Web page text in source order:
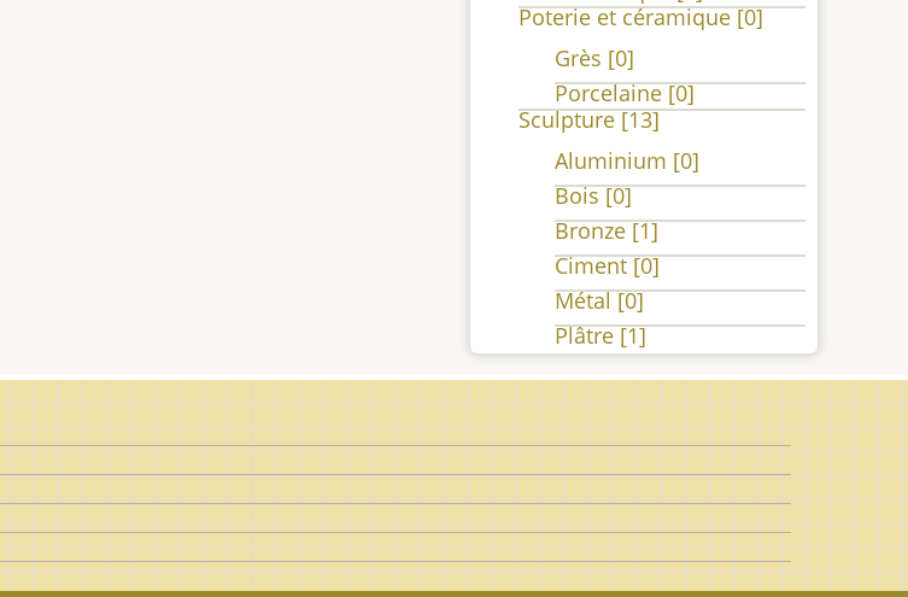
Poterie et céramique[0]
Grès [0]
Porcelaine[0]
Sculpture[13]
Aluminium [0]
Bois[0]
Bronze[1]
Ciment[0]
Métal[0]
Plâtre[1]